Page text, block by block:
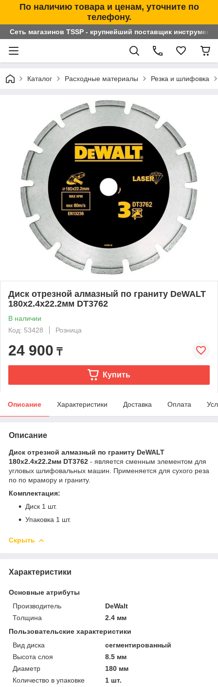
По наличию товара и ценам, уточните по
телефону.
Сеть магазинов TSSP - крупнейший поставщик
Каталог Расходные материалы Резка и шлифовка
Диск отрезной алмазный по граниту DeWALT
180х2.4х22.2мм DT3762
В наличии
Код: 53428
Розница
24 900 ₸
Купить
Описание Характеристики Доставка Оплата
Описание
Диск отрезной алмазный по граниту DeWALT
180х2.4х22.2мм DT3762 - является сменным элементом для
угловых шлифовальных машин. Применяется для сухого реза
по по мрамору и граниту.
Комплектация:
Диск 1 шт.
Упаковка 1 шт.
Скрыть
Характеристики
Основные атрибуты
Производитель
DeWalt
Толщина
2.4 мм
Пользовательские характеристики
Вид диска
сегментированный
Высота слоя
8.5 мм
Диаметр
180 мм
Количество в упаковке
1 шт.